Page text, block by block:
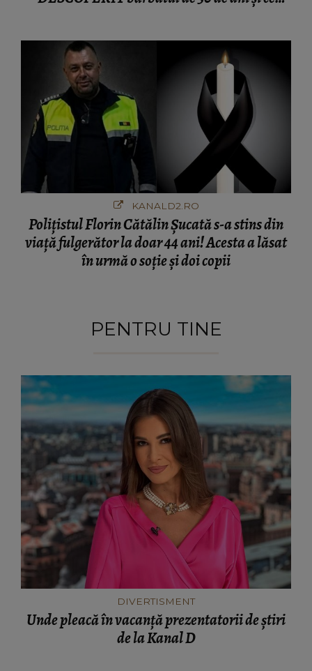
KANALD2.RO
Polițistul Florin Cătălin Șucată s-a stins din
viață fulgerător la doar 44 ani! Acesta a lăsat
în urmă o soție și doi copii
PENTRU TINE
DIVERTISMENT
Unde pleacă în vacanță prezentatorii de știri
de la Kanal D